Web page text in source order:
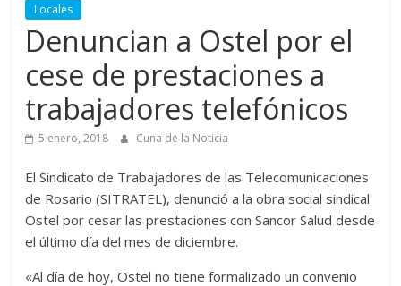
Locales
Denuncian a Ostel por el
cese de prestaciones a
trabajadores telefónicos
5 enero, 2018 Cuna de la Noticia
El Sindicato de Trabajadores de las Telecomunicaciones
de Rosario (SITRATEL), denunció a la obra social sindical
Ostel por cesar las prestaciones con Sancor Salud desde
el último día del mes de diciembre.
«Al día de hoy, Ostel no tiene formalizado un convenio